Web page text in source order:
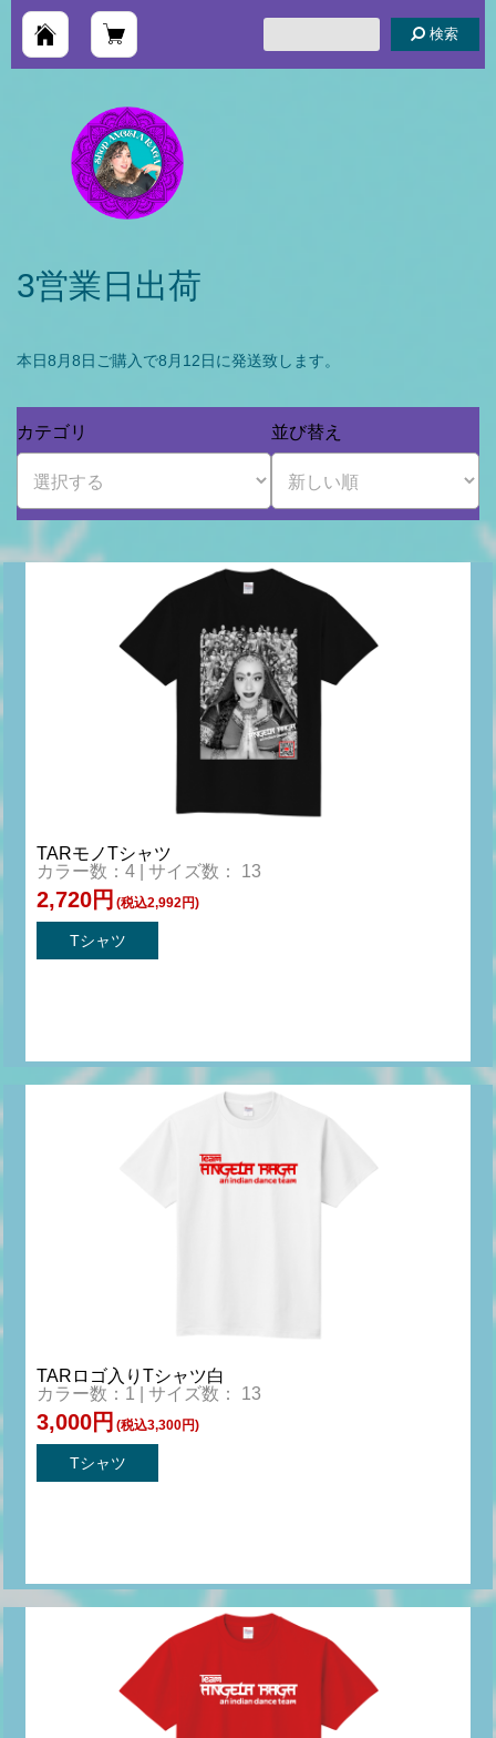
検索
3営業日出荷
本日8月8日ご購入で8月12日に発送致します。
カテゴリ 並び替え
TARモノTシャツ
カラー数：4 | サイズ数： 13
2,720円 (税込2,992円)
Tシャツ
TARロゴ入りTシャツ白
カラー数：1 | サイズ数： 13
3,000円 (税込3,300円)
Tシャツ